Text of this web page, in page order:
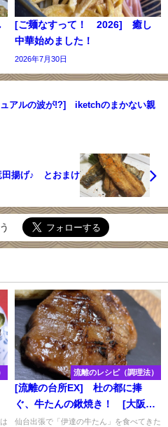
[ご麺なすって！ 2026] 癒し
中華始めました！
2026年7月30日
ュアルの波が!?] iketchのまかない親
田揚げ♪ とおまけ
流離のレシピ（調理法）
[流離の台所EX] 杜の都に捧
ぐ、牛たんの鍬焼き！ [大阪府
郷土料理]
仙台出張で「伊達の牛たん」を食べてきた